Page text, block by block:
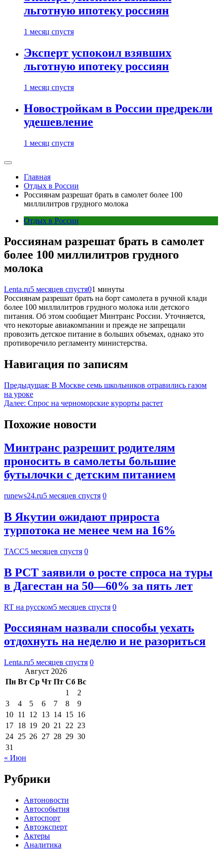
льготную ипотеку россиян
1 месяц спустя
Эксперт успокоил взявших
льготную ипотеку россиян
1 месяц спустя
Новостройкам в России предрекли
удешевление
1 месяц спустя
Главная
Отдых в России
Россиянам разрешат брать в самолет более 100
миллилитров грудного молока
Отдых в России
Россиянам разрешат брать в самолет
более 100 миллилитров грудного
молока
Lenta.ru5 месяцев спустя01 минуты
Россиянам разрешат брать на борт самолета в ручной клади
более 100 миллилитров грудного молока или детского
питания. Об этом сообщает Минтранс России. Уточняется,
что некоторые авиакомпании и прежде не запрещали
провозить детское питание в больших объемах, однако это
противоречило регламенту министерства.
Навигация по записям
Предыдущая: В Москве семь школьников отравились газом
на уроке
Далее: Спрос на черноморские курорты растет
Похожие новости
Минтранс разрешит родителям
проносить в самолеты большие
бутылочки с детским питанием
runews24.ru5 месяцев спустя 0
В Якутии ожидают прироста
турпотока не менее чем на 16%
ТАСС5 месяцев спустя 0
В РСТ заявили о росте спроса на туры
в Дагестан на 50—60% за пять лет
RT на русском5 месяцев спустя 0
Россиянам назвали способы уехать
отдохнуть на неделю и не разориться
Lenta.ru5 месяцев спустя 0
Август 2026
Пн Вт Ср Чт Пт Сб Вс
1
2
3
4 5 6 7 8
9
10 11 12 13 14 15 16
17 18 19 20 21 22 23
24 25 26 27 28 29 30
31
« Июн
Рубрики
Автоновости
Автособытия
Автоспорт
Автоэксперт
Актеры
Аналитика